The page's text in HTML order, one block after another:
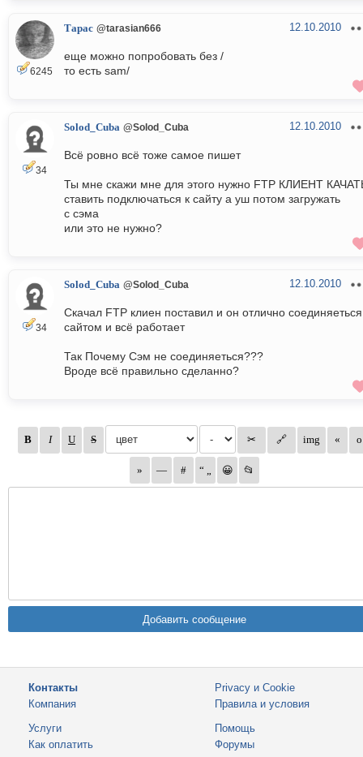
6245
Тарас @tarasian666 12.10.2010
еще можно попробовать без /
то есть sam/
34
Solod_Cuba @Solod_Cuba 12.10.2010
Всё ровно всё тоже самое пишет
Ты мне скажи мне для этого нужно FTP КЛИЕНТ
ставить подключаться к сайту а уш потом загружать
с сэма
или это не нужно?
34
Solod_Cuba @Solod_Cuba 12.10.2010
Скачал FTP клиен поставил и он отлично
сайтом и всё работает
Так Почему Сэм не соединяеться???
Вроде всё правильно сделанно?
Контакты
Компания
Privacy и Cookie
Правила и условия
Услуги
Как оплатить
Помощь
Форумы